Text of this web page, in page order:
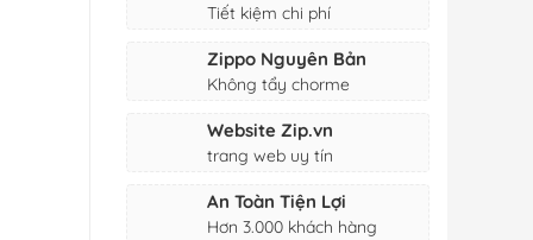
Tiết kiệm chi phí
Zippo Nguyên Bản
Không tẩy chorme
Website Zip.vn
trang web uy tín
An Toàn Tiện Lợi
Hơn 3.000 khách hàng